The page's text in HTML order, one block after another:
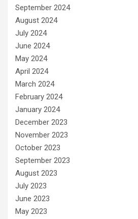
September 2024
August 2024
July 2024
June 2024
May 2024
April 2024
March 2024
February 2024
January 2024
December 2023
November 2023
October 2023
September 2023
August 2023
July 2023
June 2023
May 2023